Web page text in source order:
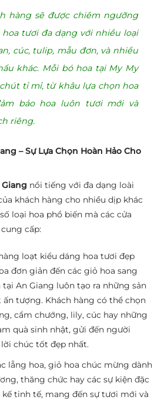
hàng sẽ được chiêm ngưỡng
tươi đa dạng với nhiều loại
cúc, tulip, mẫu đơn, và nhiều
khác. Mỗi bó hoa tại My My
tỉ mỉ, từ khâu lựa chọn hoa
bảo hoa luôn tươi mới và
riêng.
– Sự Lựa Chọn Hoàn Hảo Cho
nổi tiếng với đa dạng loài
khách hàng cho nhiều dịp khác
loại hoa phổ biến mà các cửa
cấp:
loạt kiểu dáng hoa tươi đẹp
đơn giản đến các giỏ hoa sang
An Giang luôn tạo ra những sản
ấn tượng. Khách hàng có thể chọn
cẩm chướng, lily, cúc hay những
quà sinh nhật, gửi đến người
chúc tốt đẹp nhất.
lẵng hoa, giỏ hoa chúc mừng dành
thăng chức hay các sự kiện đặc
tinh tế, mang đến sự tươi mới và